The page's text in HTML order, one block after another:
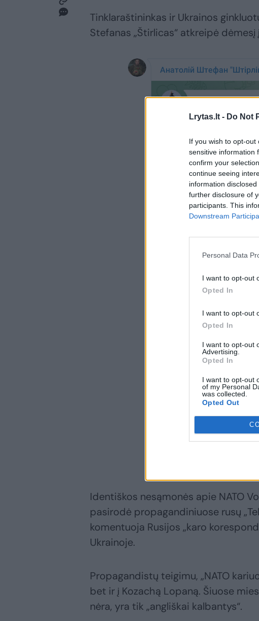
Lrytas.lt - Do Not
If you wish to opt-
sensitive information
confirm your
continue seeing
information
further disclosure of
participants. This
Downstream
Personal Data
I want to opt-out
Opted In
I want to opt-out
Opted In
I want to opt-out
Advertising.
Opted In
I want to opt-out
of my Personal
was collected.
Opted Out
Tinklaraštininkas ir Ukrainos
Stefanas „Štirlicas“ atkreipė dėmesį
Identiškos nesąmonės apie NATO
pasirodė propagandiniuose rusų
komentuoja Rusijos „karo
Ukrainoje.
Propagandistų teigimu, „NATO
bet ir į Kozachą Lopaną. Šiuose
nėra, yra tik „angliškai kalbantys“.